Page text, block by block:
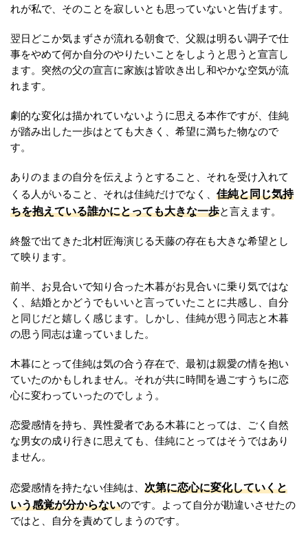
れが私で、そのことを寂しいとも思っていないと告げます。
翌日どこか気まずさが流れる朝食で、父親は明るい調子で仕
事をやめて何か自分のやりたいことをしようと思うと宣言し
ます。突然の父の宣言に家族は皆吹き出し和やかな空気が流
れます。
劇的な変化は描かれていないように思える本作ですが、佳純
が踏み出した一歩はとても大きく、希望に満ちた物なので
す。
ありのままの自分を伝えようとすること、それを受け入れて
くる人がいること、それは佳純だけでなく、 佳純と同じ気持
ちを抱えている誰かにとっても大きな一歩と言えます。
終盤で出てきた北村匠海演じる天藤の存在も大きな希望とし
て映ります。
前半、お見合いで知り合った木暮がお見合いに乗り気ではな
く、結婚とかどうでもいいと言っていたことに共感し、自分
と同じだと嬉しく感じます。しかし、佳純が思う同志と木暮
の思う同志は違っていました。
木暮にとって佳純は気の合う存在で、最初は親愛の情を抱い
ていたのかもしれません。それが共に時間を過ごすうちに恋
心に変わっていったのでしょう。
恋愛感情を持ち、異性愛者である木暮にとっては、ごく自然
な男女の成り行きに思えても、佳純にとってはそうではあり
ません。
恋愛感情を持たない佳純は、 次第に恋心に変化していくと
いう感覚が分からないのです。よって自分が勘違いさせたの
ではと、自分を責めてしまうのです。